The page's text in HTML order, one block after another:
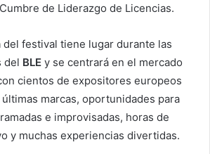
de Liderazgo de Licencias.
del festival tiene lugar durante las
del BLE y se centrará en el mercado
cientos de expositores europeos
marcas, oportunidades para
e improvisadas, horas de
y muchas experiencias divertidas.